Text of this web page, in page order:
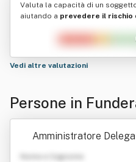
Valuta la capacità di un
aiutando a prevedere il rischio
Vedi altre valutazioni
Persone in
Amministratore
Nome e Cognome